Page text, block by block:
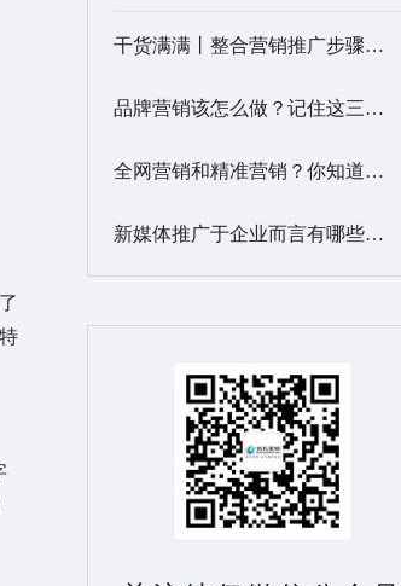
干货满满丨整合营销推广步骤梳理…
品牌营销该怎么做？记住这三步，让营销更有价值！…
全网营销和精准营销？你知道怎么做吗？…
新媒体推广于企业而言有哪些优势？…